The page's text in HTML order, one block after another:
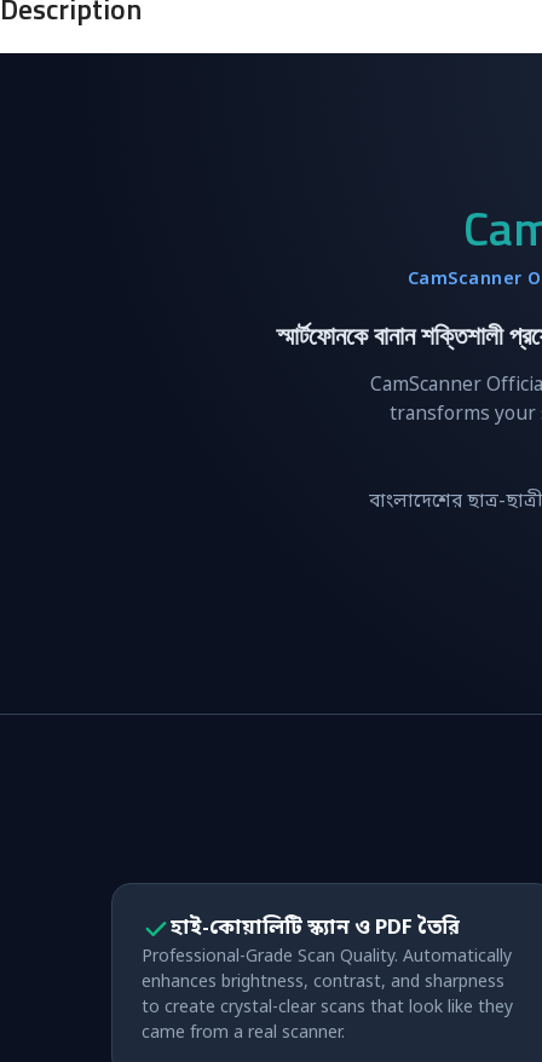
CamScanner
স্মার্টফোনকে বানান
CamScanner
transforms your
বাংলাদেশের ছাত্র-
হাই-কোয়ালিটি স্ক্যান ও PDF তৈরি
Professional-Grade Scan Quality. Automatically
enhances brightness, contrast, and sharpness
to create crystal-clear scans that look like they
came from a real scanner.